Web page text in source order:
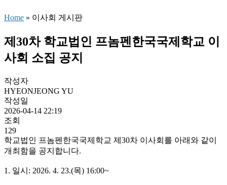
Home » 이사회 게시판
제30차 학교법인 프놈펜한국국제학교 이
사회 소집 공지
작성자
HYEONJEONG YU
작성일
2026-04-14 22:19
조회
129
학교법인 프놈펜한국국제학교 제30차 이사회를 아래와 같이
개최함을 공지합니다.
1. 일시: 2026. 4. 23.(목) 16:00~